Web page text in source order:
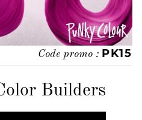
Code promo : PK15
Builders